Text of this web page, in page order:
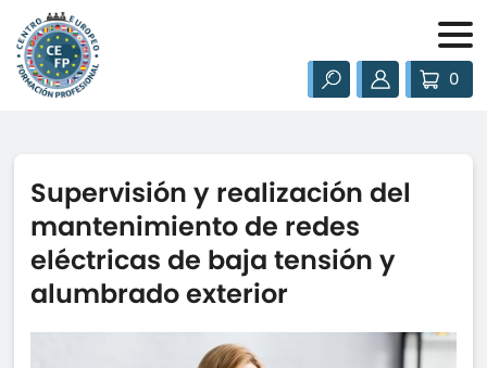
0
Supervisión y realización del
mantenimiento de redes
eléctricas de baja tensión y
alumbrado exterior